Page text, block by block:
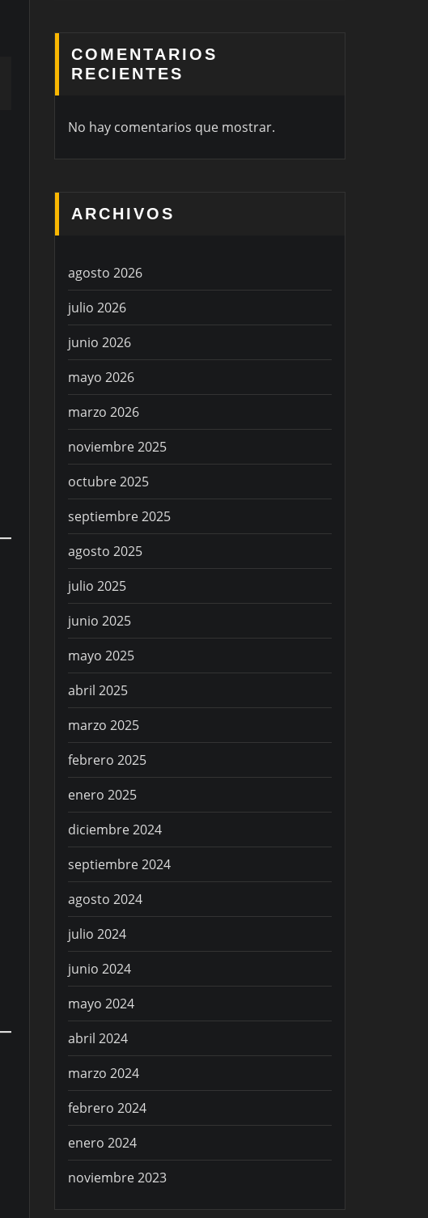
COMENTARIOS
RECIENTES
No hay comentarios que mostrar.
ARCHIVOS
agosto 2026
julio 2026
junio 2026
mayo 2026
marzo 2026
noviembre 2025
octubre 2025
septiembre 2025
agosto 2025
julio 2025
junio 2025
mayo 2025
abril 2025
marzo 2025
febrero 2025
enero 2025
diciembre 2024
septiembre 2024
agosto 2024
julio 2024
junio 2024
mayo 2024
abril 2024
marzo 2024
febrero 2024
enero 2024
noviembre 2023